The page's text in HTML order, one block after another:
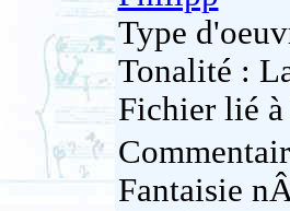
Type
Tonalité :
Fichier lié
Fantaisie